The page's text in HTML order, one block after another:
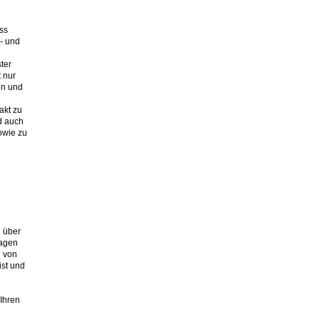
und
nur
und
zu
auch
zu
über
von
und